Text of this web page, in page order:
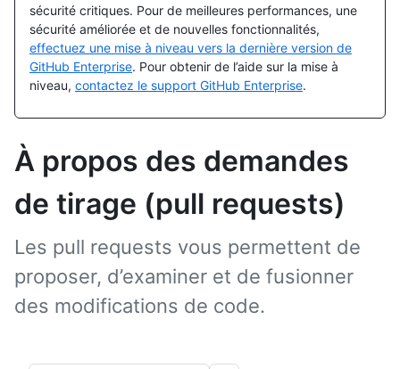
sécurité critiques. Pour de meilleures performances, une
sécurité améliorée et de nouvelles fonctionnalités,
effectuez une mise à niveau vers la dernière version de
GitHub Enterprise. Pour obtenir de l’aide sur la mise à
niveau, contactez le support GitHub Enterprise.
À propos des demandes
de tirage (pull requests)
Les pull requests vous permettent de
proposer, d’examiner et de fusionner
des modifications de code.